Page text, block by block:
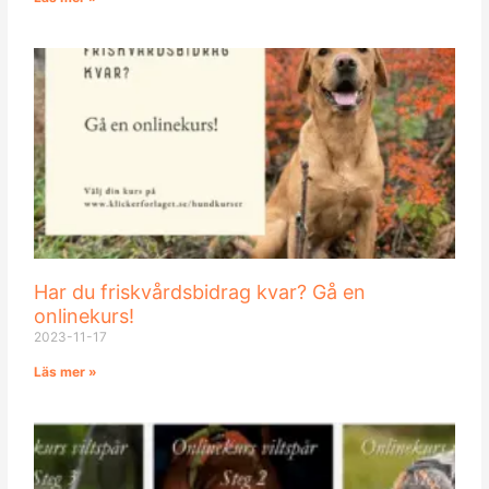
Har du friskvårdsbidrag kvar? Gå en
onlinekurs!
2023-11-17
Läs mer »